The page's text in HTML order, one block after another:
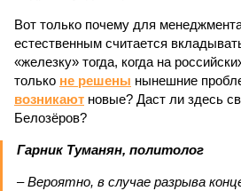
Вот только почему для
естественным считается
«железку» тогда, когда на
только не решены нынешние
возникают новые? Даст ли здесь
Белозёров?
Гарник Туманян, политолог
– Вероятно, в случае разрыва